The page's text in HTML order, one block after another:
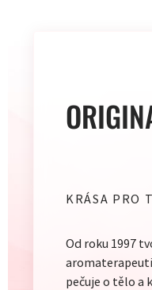
KRÁSA PRO
Od roku 1997
pečuje o tělo a